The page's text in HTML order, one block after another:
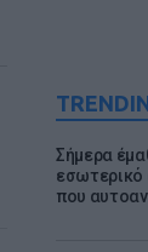
Σήμερα
εσωτερικό
που